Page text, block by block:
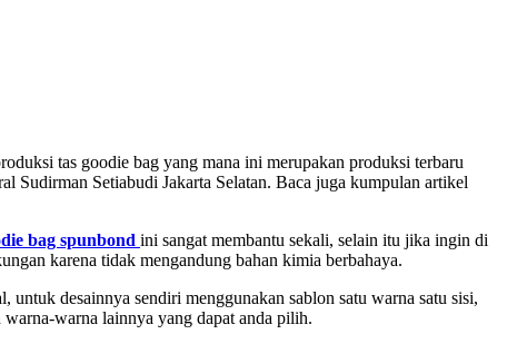
tas goodie bag yang mana ini merupakan produksi terbaru
Sudirman Setiabudi Jakarta Selatan. Baca juga kumpulan artikel
bag spunbond ini sangat membantu sekali, selain itu jika ingin di
karena tidak mengandung bahan kimia berbahaya.
desainnya sendiri menggunakan sablon satu warna satu sisi,
warna lainnya yang dapat anda pilih.